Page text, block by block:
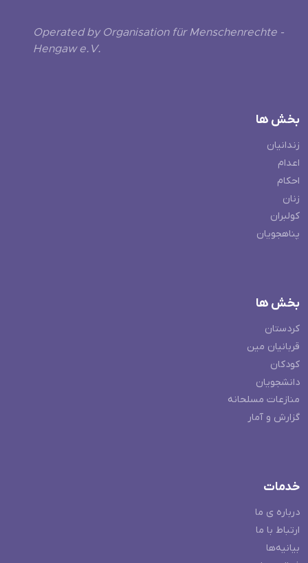
Operated by Organisation für Menschenrechte -
Hengaw e.V.
بخش ها
زندانیان
اعدام
احکام
زنان
کولبران
پناهجویان
بخش ها
کردستان
قربانیان مین
کودکان
دانشجویان
منازعات مسلحانه
گزارش و آمار
خدمات
درباره ی ما
ارتباط با ما
بیانیه‌ها